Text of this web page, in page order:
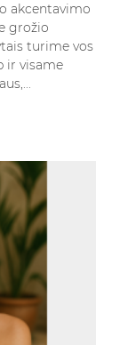
akcentavimo
grožio
turime vos
ir visame